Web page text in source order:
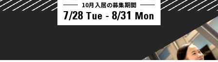
10月入居の募集期間
7/28 Tue - 8/31 Mon